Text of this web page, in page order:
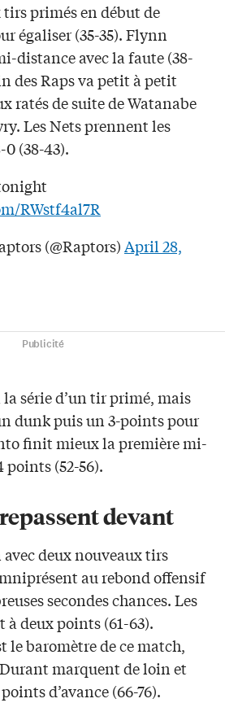
primés en début de
égaliser (35-35). Flynn
distance avec la faute (38-
des Raps va petit à petit
ratés de suite de Watanabe
Les Nets prennent les
(38-43).
RWstf4al7R
(@Raptors)April 28,
Publicité
série d’un tir primé, mais
dunk puis un 3-points pour
finit mieux la première mi-
points (52-56).
devant
deux nouveaux tirs
au rebond offensif
secondes chances. Les
deux points (61-63).
le baromètre de ce match,
marquent de loin et
d’avance (66-76).